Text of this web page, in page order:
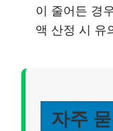
이 줄어든 경
액 산정 시 유
자주